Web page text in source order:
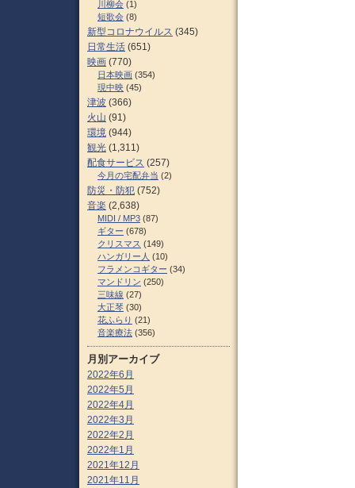
川柳会 (1)
短歌会 (8)
新型コロナウイルス (345)
日常生活 (651)
映画 (770)
日本映画 (354)
現中映 (45)
津波 (366)
火山 (91)
環境 (944)
観光 (1,311)
配食サービス (257)
今月の宅配弁当 (2)
防災・防犯 (752)
音楽 (2,638)
MIDI / MP3 (87)
ギター (678)
クリスマス (149)
ハンガリー人 (10)
フラメンコギター (34)
マンドリン (250)
三味線 (27)
大正琴 (30)
花ふらり (21)
音楽療法 (356)
月別アーカイブ
2022年6月
2022年5月
2022年4月
2022年3月
2022年2月
2022年1月
2021年12月
2021年11月